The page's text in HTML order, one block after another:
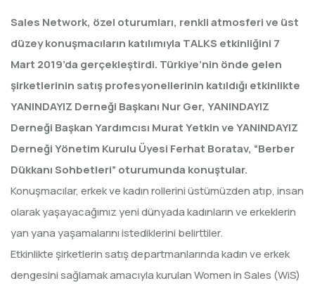
Sales Network, özel oturumları, renkli atmosferi ve üst
düzey konuşmacıların katılımıyla TALKS etkinliğini 7
Mart 2019’da gerçekleştirdi. Türkiye’nin önde gelen
şirketlerinin satış profesyonellerinin katıldığı etkinlikte
YANINDAYIZ Derneği Başkanı Nur Ger, YANINDAYIZ
Derneği Başkan Yardımcısı Murat Yetkin ve YANINDAYIZ
Derneği Yönetim Kurulu Üyesi Ferhat Boratav, “Berber
Dükkanı Sohbetleri” oturumunda konuştular.
Konuşmacılar, erkek ve kadın rollerini üstümüzden atıp, insan
olarak yaşayacağımız yeni dünyada kadınların ve erkeklerin
yan yana yaşamalarını istediklerini belirttiler.
Etkinlikte şirketlerin satış departmanlarında kadın ve erkek
dengesini sağlamak amacıyla kurulan Women in Sales (WiS)